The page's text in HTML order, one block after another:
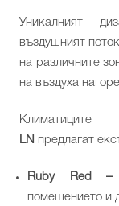
Уникалният
въздушният
на различните
на въздуха
LN предлагат
Ruby Red
помещението и